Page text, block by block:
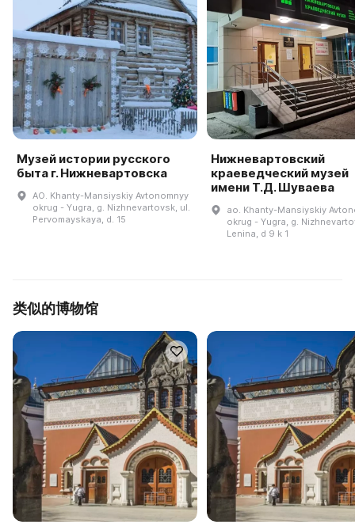
Музей истории русского
быта г. Нижневартовска
AO. Khanty-Mansiyskiy Avtonomnyy
okrug - Yugra, g. Nizhnevartovsk, ul.
Pervomayskaya, d. 15
Нижневартовский
краеведческий музей
имени Т.Д. Шуваева
ao. Khanty-Mansiyskiy
okrug - Yugra, g.
Lenina, d 9 k 1
类似的博物馆